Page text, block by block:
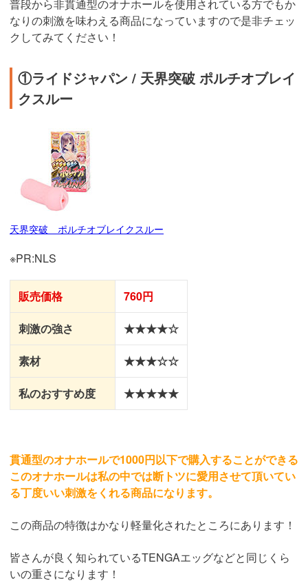
普段から非貫通型のオナホールを使用されている方でもか
なりの刺激を味わえる商品になっていますので是非チェッ
クしてみてください！
①ライドジャパン / 天界突破 ポルチオブレイ
クスルー
天界突破 ポルチオブレイクスルー
※PR:NLS
販売価格 760円
刺激の強さ ★★★★☆
素材 ★★★☆☆
私のおすすめ度 ★★★★★
貫通型のオナホールで1000円以下で購入することができる
このオナホールは私の中では断トツに愛用させて頂いてい
る丁度いい刺激をくれる商品になります。
この商品の特徴はかなり軽量化されたところにあります！
皆さんが良く知られているTENGAエッグなどと同じくら
いの重さになります！